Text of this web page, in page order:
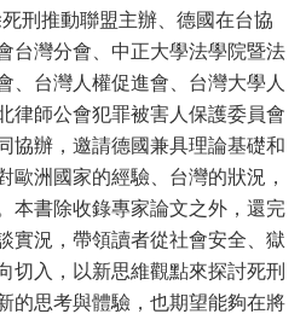
刑推動聯盟主辦、德國在台協
台灣分會、中正大學法學院暨法
、台灣人權促進會、台灣大學人
律師公會犯罪被害人保護委員會
協辦，邀請德國兼具理論基礎和
歐洲國家的經驗、台灣的狀況，
本書除收錄專家論文之外，還完
實況，帶領讀者從社會安全、獄
切入，以新思維觀點來探討死刑
的思考與體驗，也期望能夠在將